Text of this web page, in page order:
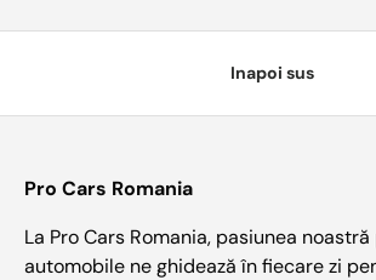
Inapoi sus
Pro Cars Romania
La Pro Cars Romania, pasiunea
automobile ne ghidează în fiecare zi